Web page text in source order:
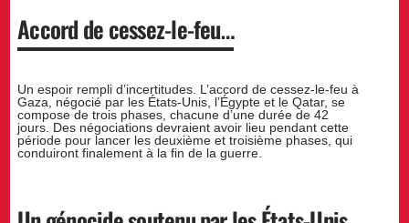
Accord de cessez-le-feu…
Un espoir rempli d’incertitudes. L’accord de cessez-le-feu à
Gaza, négocié par les États-Unis, l’Égypte et le Qatar, se
compose de trois phases, chacune d’une durée de 42
jours. Des négociations devraient avoir lieu pendant cette
période pour lancer les deuxième et troisième phases, qui
conduiront finalement à la fin de la guerre.